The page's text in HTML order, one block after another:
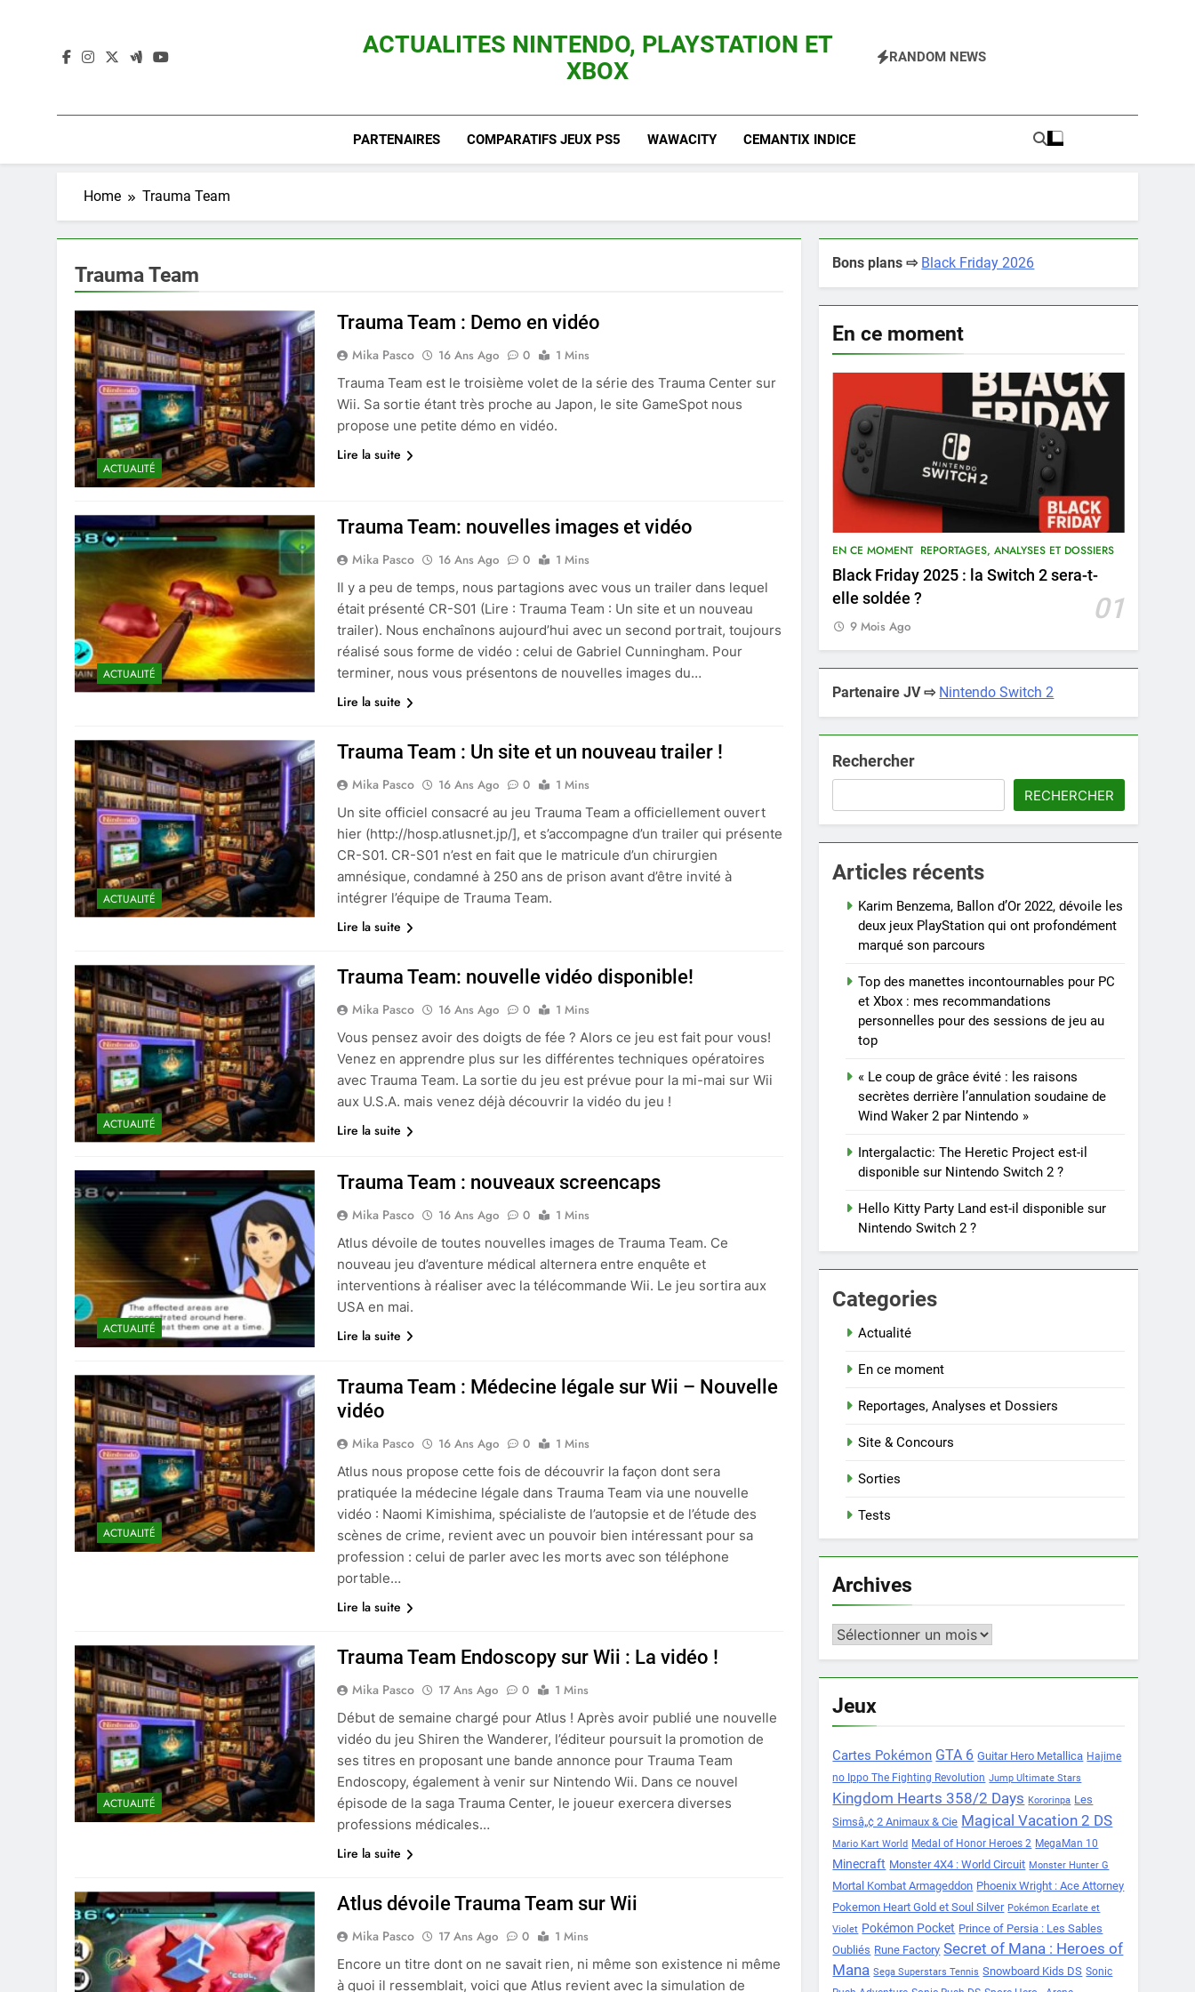
ACTUALITES NINTENDO, PLAYSTATION ET
XBOX
RANDOM NEWS
PARTENAIRES COMPARATIFS JEUX PS5 WAWACITY CEMANTIX INDICE
Home Trauma Team
Trauma Team
ACTUALITÉ
Trauma Team : Demo en vidéo
Mika Pasco 16 Ans Ago 0
1 Mins
Trauma Team est le troisième volet de la série des Trauma Center sur
Wii. Sa sortie étant très proche au Japon, le site GameSpot nous
propose une petite démo en vidéo.
Lire la suite
ACTUALITÉ
Trauma Team: nouvelles images et vidéo
Mika Pasco 16 Ans Ago 0
1 Mins
Il y a peu de temps, nous partagions avec vous un trailer dans lequel
était présenté CR-S01 (Lire : Trauma Team : Un site et un nouveau
trailer). Nous enchaînons aujourd’hui avec un second portrait, toujours
réalisé sous forme de vidéo : celui de Gabriel Cunningham. Pour
terminer, nous vous présentons de nouvelles images du…
Lire la suite
ACTUALITÉ
Trauma Team : Un site et un nouveau trailer !
Mika Pasco 16 Ans Ago 0
1 Mins
Un site officiel consacré au jeu Trauma Team a officiellement ouvert
hier (http://hosp.atlusnet.jp/], et s’accompagne d’un trailer qui présente
CR-S01. CR-S01 n’est en fait que le matricule d’un chirurgien
amnésique, condamné à 250 ans de prison avant d’être invité à
intégrer l’équipe de Trauma Team.
Lire la suite
ACTUALITÉ
Trauma Team: nouvelle vidéo disponible!
Mika Pasco 16 Ans Ago 0
1 Mins
Vous pensez avoir des doigts de fée ? Alors ce jeu est fait pour vous!
Venez en apprendre plus sur les différentes techniques opératoires
avec Trauma Team. La sortie du jeu est prévue pour la mi-mai sur Wii
aux U.S.A. mais venez déjà découvrir la vidéo du jeu !
Lire la suite
ACTUALITÉ
Trauma Team : nouveaux screencaps
Mika Pasco 16 Ans Ago 0
1 Mins
Atlus dévoile de toutes nouvelles images de Trauma Team. Ce
nouveau jeu d’aventure médical alternera entre enquête et
interventions à réaliser avec la télécommande Wii. Le jeu sortira aux
USA en mai.
Lire la suite
ACTUALITÉ
Trauma Team : Médecine légale sur Wii – Nouvelle
vidéo
Mika Pasco 16 Ans Ago 0
1 Mins
Atlus nous propose cette fois de découvrir la façon dont sera
pratiquée la médecine légale dans Trauma Team via une nouvelle
vidéo : Naomi Kimishima, spécialiste de l’autopsie et de l’étude des
scènes de crime, revient avec un pouvoir bien intéressant pour sa
profession : celui de parler avec les morts avec son téléphone
portable…
Lire la suite
ACTUALITÉ
Trauma Team Endoscopy sur Wii : La vidéo !
Mika Pasco 17 Ans Ago 0
1 Mins
Début de semaine chargé pour Atlus ! Après avoir publié une nouvelle
vidéo du jeu Shiren the Wanderer, l’éditeur poursuit la promotion de
ses titres en proposant une bande annonce pour Trauma Team
Endoscopy, également à venir sur Nintendo Wii. Dans ce nouvel
épisode de la saga Trauma Center, le joueur exercera diverses
professions médicales…
Lire la suite
Atlus dévoile Trauma Team sur Wii
Mika Pasco 17 Ans Ago 0
1 Mins
Encore un titre dont on ne savait rien, ni même son existence ni même
à quoi il ressemblait, voici que Atlus revient avec la simulation de
Bons plans ⇨ Black Friday 2026
En ce moment
EN CE MOMENT REPORTAGES, ANALYSES ET DOSSIERS
Black Friday 2025 : la Switch 2 sera-t-
elle soldée ?
01
9 Mois Ago
Partenaire JV ⇨ Nintendo Switch 2
Rechercher
RECHERCHER
Articles récents
Karim Benzema, Ballon d’Or 2022, dévoile les
deux jeux PlayStation qui ont profondément
marqué son parcours
Top des manettes incontournables pour PC
et Xbox : mes recommandations
personnelles pour des sessions de jeu au
top
« Le coup de grâce évité : les raisons
secrètes derrière l’annulation soudaine de
Wind Waker 2 par Nintendo »
Intergalactic: The Heretic Project est-il
disponible sur Nintendo Switch 2 ?
Hello Kitty Party Land est-il disponible sur
Nintendo Switch 2 ?
Categories
Actualité
En ce moment
Reportages, Analyses et Dossiers
Site & Concours
Sorties
Tests
Archives
Archives
Jeux
Cartes Pokémon GTA 6 Guitar Hero Metallica Hajime
no Ippo The Fighting Revolution Jump Ultimate Stars
Kingdom Hearts 358/2 Days Kororinpa Les
Simsâ„¢ 2 Animaux & Cie Magical Vacation 2 DS
Mario Kart World Medal of Honor Heroes 2 MegaMan 10
Minecraft Monster 4X4 : World Circuit Monster Hunter G
Mortal Kombat Armageddon Phoenix Wright : Ace Attorney
Pokemon Heart Gold et Soul Silver Pokémon Ecarlate et
Violet Pokémon Pocket Prince of Persia : Les Sables
Oubliés Rune Factory Secret of Mana : Heroes of
Mana Sega Superstars Tennis Snowboard Kids DS Sonic